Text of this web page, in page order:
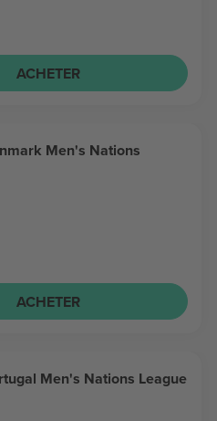
ACHETER
Men's Nations
ACHETER
Men's Nations League